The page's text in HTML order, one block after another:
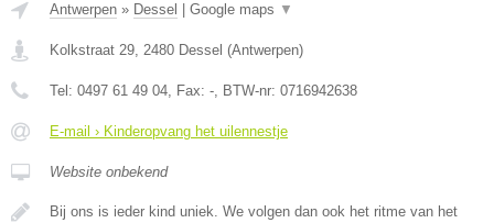
Antwerpen » Dessel Google maps ▼
Kolkstraat 29, 2480 Dessel (Antwerpen)
Tel: 0497 61 49 04, Fax: -, BTW-nr: 0716942638
E-mail › Kinderopvang het uilennestje
Website onbekend
Bij ons is ieder kind uniek. We volgen dan ook het ritme van het